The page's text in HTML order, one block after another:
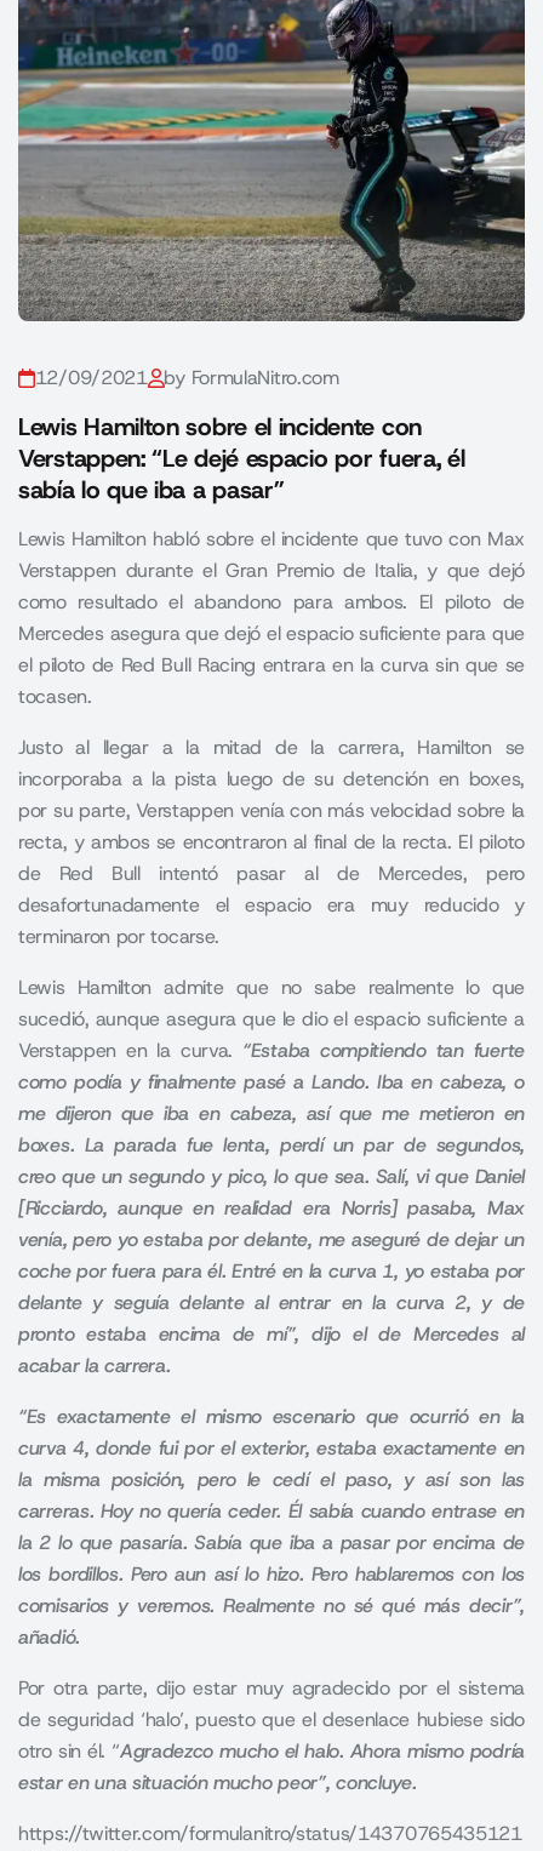
12/09/2021 by FormulaNitro.com
Lewis Hamilton sobre el incidente con
Verstappen: “Le dejé espacio por fuera, él
sabía lo que iba a pasar”
Lewis Hamilton habló sobre el incidente que tuvo con Max
Verstappen durante el Gran Premio de Italia, y que dejó
como resultado el abandono para ambos. El piloto de
Mercedes asegura que dejó el espacio suficiente para que
el piloto de Red Bull Racing entrara en la curva sin que se
tocasen.
Justo al llegar a la mitad de la carrera, Hamilton se
incorporaba a la pista luego de su detención en boxes,
por su parte, Verstappen venía con más velocidad sobre la
recta, y ambos se encontraron al final de la recta. El piloto
de Red Bull intentó pasar al de Mercedes, pero
desafortunadamente el espacio era muy reducido y
terminaron por tocarse.
Lewis Hamilton admite que no sabe realmente lo que
sucedió, aunque asegura que le dio el espacio suficiente a
Verstappen en la curva. “Estaba compitiendo tan fuerte
como podía y finalmente pasé a Lando. Iba en cabeza, o
me dijeron que iba en cabeza, así que me metieron en
boxes. La parada fue lenta, perdí un par de segundos,
creo que un segundo y pico, lo que sea. Salí, vi que Daniel
[Ricciardo, aunque en realidad era Norris] pasaba, Max
venía, pero yo estaba por delante, me aseguré de dejar un
coche por fuera para él. Entré en la curva 1, yo estaba por
delante y seguía delante al entrar en la curva 2, y de
pronto estaba encima de mí”, dijo el de Mercedes al
acabar la carrera.
“Es exactamente el mismo escenario que ocurrió en la
curva 4, donde fui por el exterior, estaba exactamente en
la misma posición, pero le cedí el paso, y así son las
carreras. Hoy no quería ceder. Él sabía cuando entrase en
la 2 lo que pasaría. Sabía que iba a pasar por encima de
los bordillos. Pero aun así lo hizo. Pero hablaremos con los
comisarios y veremos. Realmente no sé qué más decir”,
añadió.
Por otra parte, dijo estar muy agradecido por el sistema
de seguridad ‘halo’, puesto que el desenlace hubiese sido
otro sin él. “Agradezco mucho el halo. Ahora mismo podría
estar en una situación mucho peor”, concluye.
https://twitter.com/formulanitro/status/14370765435121